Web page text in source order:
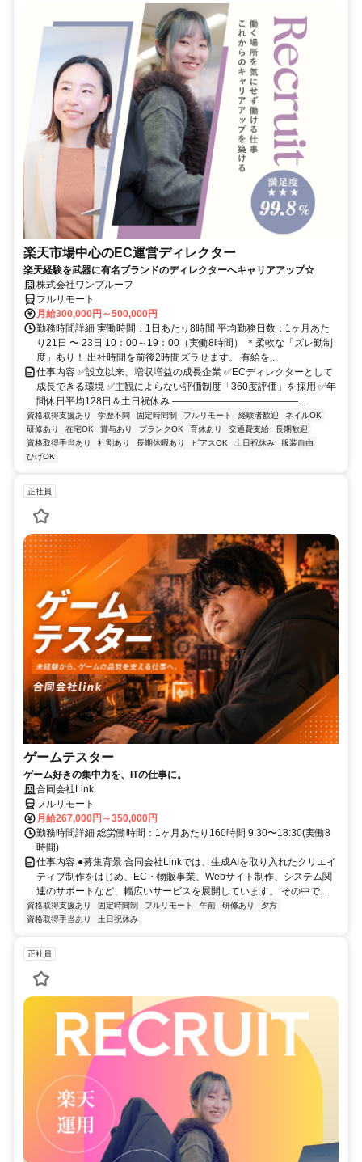
楽天市場中心のEC運営ディレクター
楽天経験を武器に有名ブランドのディレクターへキャリアアップ☆
株式会社ワンプルーフ
フルリモート
月給300,000円～500,000円
勤務時間詳細 実働時間：1日あたり8時間 平均勤務日数：1ヶ月あた
り21日 〜 23日 10：00～19：00（実働8時間） ＊柔軟な「ズレ勤制
度」あり！ 出社時間を前後2時間ズラせます。 有給を...
仕事内容 ✅設立以来、増収増益の成長企業 ✅ECディレクターとして
成長できる環境 ✅主観によらない評価制度「360度評価」を採用 ✅年
間休日平均128日＆土日祝休み ―――――――――――――...
資格取得支援あり 学歴不問 固定時間制 フルリモート 経験者歓迎
ネイルOK
研修あり
在宅OK 賞与あり ブランクOK 育休あり 交通費支給
長期歓迎
資格取得手当あり
社割あり 長期休暇あり ピアスOK 土日祝休み
服装自由
ひげOK
正社員
ゲームテスター
ゲーム好きの集中力を、ITの仕事に。
合同会社Link
フルリモート
月給267,000円～350,000円
勤務時間詳細 総労働時間：1ヶ月あたり160時間 9:30〜18:30(実働8
時間)
仕事内容 ●募集背景 合同会社Linkでは、生成AIを取り入れたクリエイ
ティブ制作をはじめ、EC・物販事業、Webサイト制作、システム関
連のサポートなど、幅広いサービスを展開しています。 その中で...
資格取得支援あり 固定時間制 フルリモート 午前 研修あり
夕方
資格取得手当あり
土日祝休み
正社員